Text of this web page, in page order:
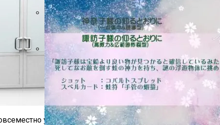
Как Избавиться От Извести В Воде Из Скважины
Технологический Шедевр: Планетарные
устанавливают в квартирах, домах, дачах,